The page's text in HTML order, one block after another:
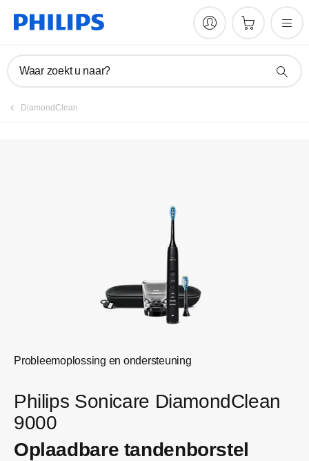
Waar zoekt u naar?
DiamondClean
Probleemoplossing en ondersteuning
Philips Sonicare DiamondClean
9000
Oplaadbare tandenborstel
Handleidingen en documentatie